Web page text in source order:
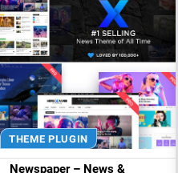
THEME PLUGIN
Newspaper – News &